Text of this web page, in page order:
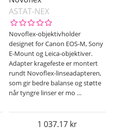
ASTAT-NEX
Novoflex-objektivholder
designet for Canon EOS-M, Sony
E-Mount og Leica-objektiver.
Adapter kragefeste er montert
rundt Novoflex-linseadapteren,
som gir bedre balanse og støtte
når tyngre linser er mo …
1 037.17